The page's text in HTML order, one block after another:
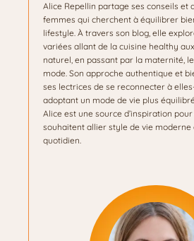
Alice Repellin partage ses conseils et
femmes qui cherchent à équilibrer
lifestyle. À travers son blog, elle
variées allant de la cuisine healthy
naturel, en passant par la maternité,
mode. Son approche authentique et
ses lectrices de se reconnecter à
adoptant un mode de vie plus
Alice est une source d’inspiration
souhaitent allier style de vie moderne
quotidien.